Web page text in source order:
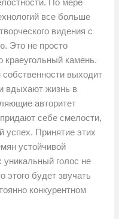
По мере
все больше
видения с
Это не просто
краеугольный камень.
выходит
вдыхают жизнь в
авторитет
себе смелости,
успех. Принятие этих
устойчивой
уникальный голос не
этого будет звучать
конкурентном